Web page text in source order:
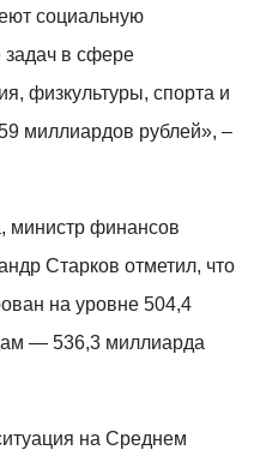
социальную
в сфере
физкультуры, спорта и
миллиардов рублей», –
министр финансов
Старков отметил, что
на уровне 504,4
— 536,3 миллиарда
на Среднем